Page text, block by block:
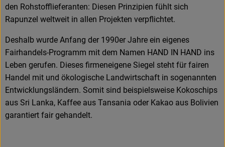
den Rohstofflieferanten: Diesen Prinzipien fühlt sich
Rapunzel weltweit in allen Projekten verpflichtet.
Deshalb wurde Anfang der 1990er Jahre ein eigenes
Fairhandels-Programm mit dem Namen HAND IN HAND ins
Leben gerufen. Dieses firmeneigene Siegel steht für fairen
Handel mit und ökologische Landwirtschaft in sogenannten
Entwicklungsländern. Somit sind beispielsweise Kokoschips
aus Sri Lanka, Kaffee aus Tansania oder Kakao aus Bolivien
garantiert fair gehandelt.